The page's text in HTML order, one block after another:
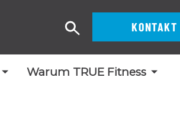
Warum TRUE Fitness
KONTAKT
Suche